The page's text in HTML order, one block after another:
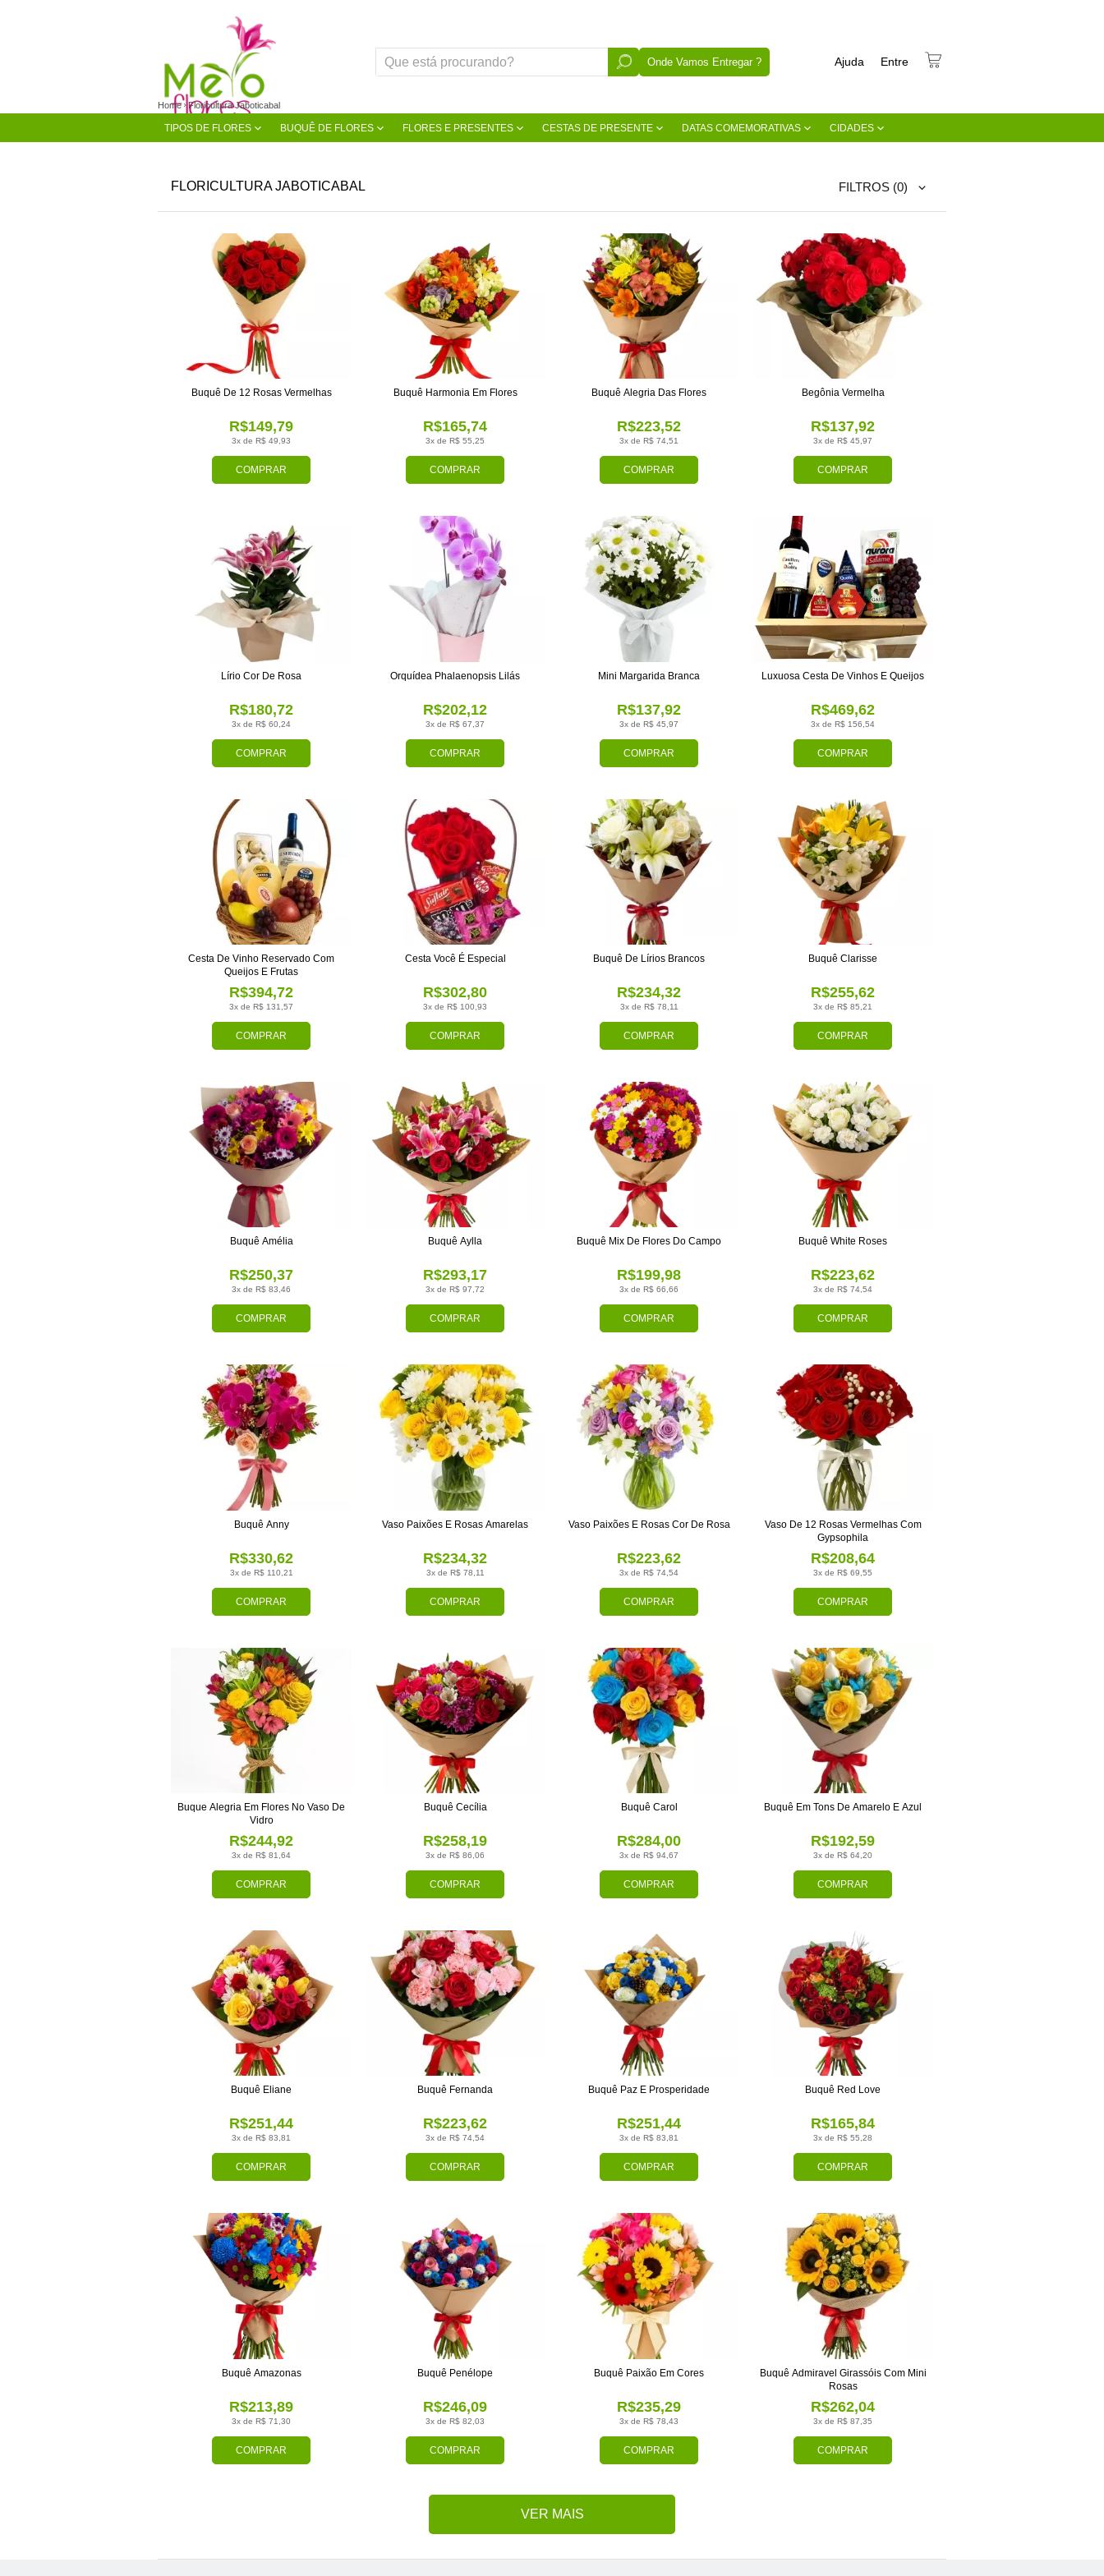
Onde Vamos Entregar ? Entre
Ajuda
TIPOS DE FLORES BUQUÊ DE FLORES FLORES E PRESENTES CESTAS DE PRESENTE DATAS COMEMORATIVAS CIDADES
Home Floricultura Jaboticabal
FLORICULTURA JABOTICABAL FILTROS (0)
COMPRAR
3x de R$ 49,93
R$149,79
Buquê De 12 Rosas Vermelhas
COMPRAR
3x de R$ 55,25
R$165,74
Buquê Harmonia Em Flores
COMPRAR
3x de R$ 74,51
R$223,52
Buquê Alegria Das Flores
COMPRAR
3x de R$ 45,97
R$137,92
Begônia Vermelha
COMPRAR
3x de R$ 60,24
R$180,72
Lírio Cor De Rosa
COMPRAR
3x de R$ 67,37
R$202,12
Orquídea Phalaenopsis Lilás
COMPRAR
3x de R$ 45,97
R$137,92
Mini Margarida Branca
COMPRAR
3x de R$ 156,54
R$469,62
Luxuosa Cesta De Vinhos E Queijos
COMPRAR
3x de R$ 131,57
R$394,72
Cesta De Vinho Reservado Com
Queijos E Frutas
COMPRAR
3x de R$ 100,93
R$302,80
Cesta Você É Especial
COMPRAR
3x de R$ 78,11
R$234,32
Buquê De Lírios Brancos
COMPRAR
3x de R$ 85,21
R$255,62
Buquê Clarisse
COMPRAR
3x de R$ 83,46
R$250,37
Buquê Amélia
COMPRAR
3x de R$ 97,72
R$293,17
Buquê Aylla
COMPRAR
3x de R$ 66,66
R$199,98
Buquê Mix De Flores Do Campo
COMPRAR
3x de R$ 74,54
R$223,62
Buquê White Roses
COMPRAR
3x de R$ 110,21
R$330,62
Buquê Anny
COMPRAR
3x de R$ 78,11
R$234,32
Vaso Paixões E Rosas Amarelas
COMPRAR
3x de R$ 74,54
R$223,62
Vaso Paixões E Rosas Cor De Rosa
COMPRAR
3x de R$ 69,55
R$208,64
Vaso De 12 Rosas Vermelhas Com
Gypsophila
COMPRAR
3x de R$ 81,64
R$244,92
Buque Alegria Em Flores No Vaso De
Vidro
COMPRAR
3x de R$ 86,06
R$258,19
Buquê Cecília
COMPRAR
3x de R$ 94,67
R$284,00
Buquê Carol
COMPRAR
3x de R$ 64,20
R$192,59
Buquê Em Tons De Amarelo E Azul
COMPRAR
3x de R$ 83,81
R$251,44
Buquê Eliane
COMPRAR
3x de R$ 74,54
R$223,62
Buquê Fernanda
COMPRAR
3x de R$ 83,81
R$251,44
Buquê Paz E Prosperidade
COMPRAR
3x de R$ 55,28
R$165,84
Buquê Red Love
COMPRAR
3x de R$ 71,30
R$213,89
Buquê Amazonas
COMPRAR
3x de R$ 82,03
R$246,09
Buquê Penélope
COMPRAR
3x de R$ 78,43
R$235,29
Buquê Paixão Em Cores
COMPRAR
3x de R$ 87,35
R$262,04
Buquê Admiravel Girassóis Com Mini
Rosas
VER MAIS